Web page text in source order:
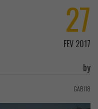
27
FEV 2017
by
GAB118